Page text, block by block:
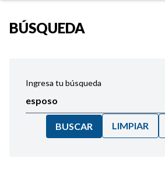
BÚSQUEDA
Ingresa tu búsqueda
BUSCAR LIMPIAR